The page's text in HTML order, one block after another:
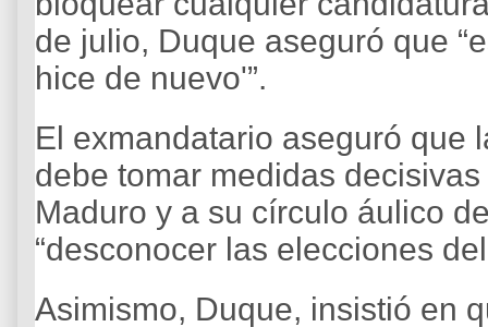
de julio, Duque aseguró que
hice de nuevo'”.
El exmandatario aseguró que
debe tomar medidas
Maduro y a su círculo áulico
“desconocer las elecciones
Asimismo, Duque, insistió en